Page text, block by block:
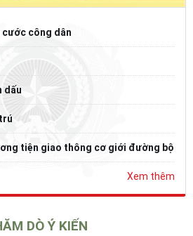
cước công dân
dấu
tiện giao thông cơ giới đường bộ
Xem thêm
DÒ Ý KIẾN